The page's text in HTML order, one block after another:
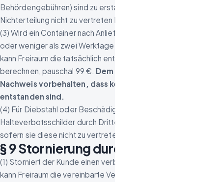
Behördengebühren) sind zu erstatten, sofern Freiraum die
Nichterteilung nicht zu vertreten hat.
(3) Wird ein Container nach Anlieferung nicht angenommen
oder weniger als zwei Werktage vor Liefertermin storniert,
kann Freiraum die tatsächlich entstandene Leerfahrtgebühr
berechnen, pauschal 99 €. Dem Kunden bleibt der
Nachweis vorbehalten, dass keine oder geringere Kosten
entstanden sind.
(4) Für Diebstahl oder Beschädigung aufgestellter
Halteverbotsschilder durch Dritte haftet Freiraum nicht,
sofern sie diese nicht zu vertreten hat.
§ 9 Stornierung durch den Kunden
(1) Storniert der Kunde einen verbindlich vereinbarten Termin,
kann Freiraum die vereinbarte Vergütung abzüglich ersparter